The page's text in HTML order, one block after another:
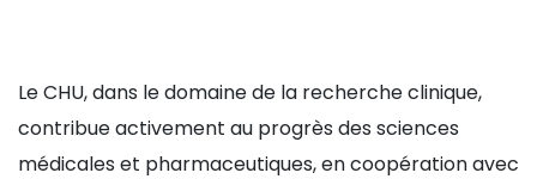
Le CHU, dans le domaine de la recherche clinique,
contribue activement au progrès des sciences
médicales et pharmaceutiques, en coopération avec